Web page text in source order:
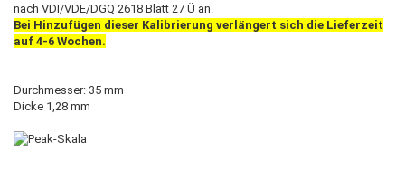
nach VDI/VDE/DGQ 2618 Blatt 27 Ü an.
Bei Hinzufügen dieser Kalibrierung verlängert sich die Lieferzeit
auf 4-6 Wochen.
Durchmesser: 35 mm
Dicke 1,28 mm